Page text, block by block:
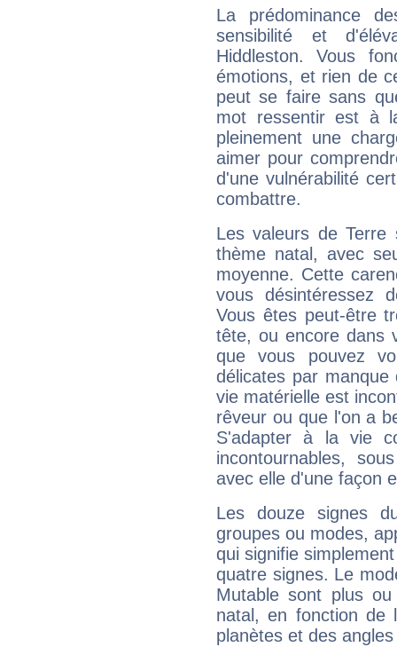
La prédominance
sensibilité et
Hiddleston. Vous
émotions, et rien de
peut se faire sans
mot ressentir est à
pleinement une
aimer pour
d'une vulnérabilité
combattre.
Les valeurs de Terre
thème natal, avec
moyenne. Cette
vous désintéressez
Vous êtes peut-être
tête, ou encore dans
que vous pouvez
délicates par
vie matérielle est
rêveur ou que l'on a
S'adapter à la vie
incontournables,
avec elle d'une façon
Les douze signes
groupes ou modes,
qui signifie
quatre signes. Le
Mutable sont plus
natal, en fonction de
planètes et des